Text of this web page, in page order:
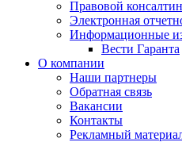
Правовой
Электронная
Информационные
Вести Гаранта
О компании
Наши партнеры
Обратная связь
Вакансии
Контакты
Рекламный